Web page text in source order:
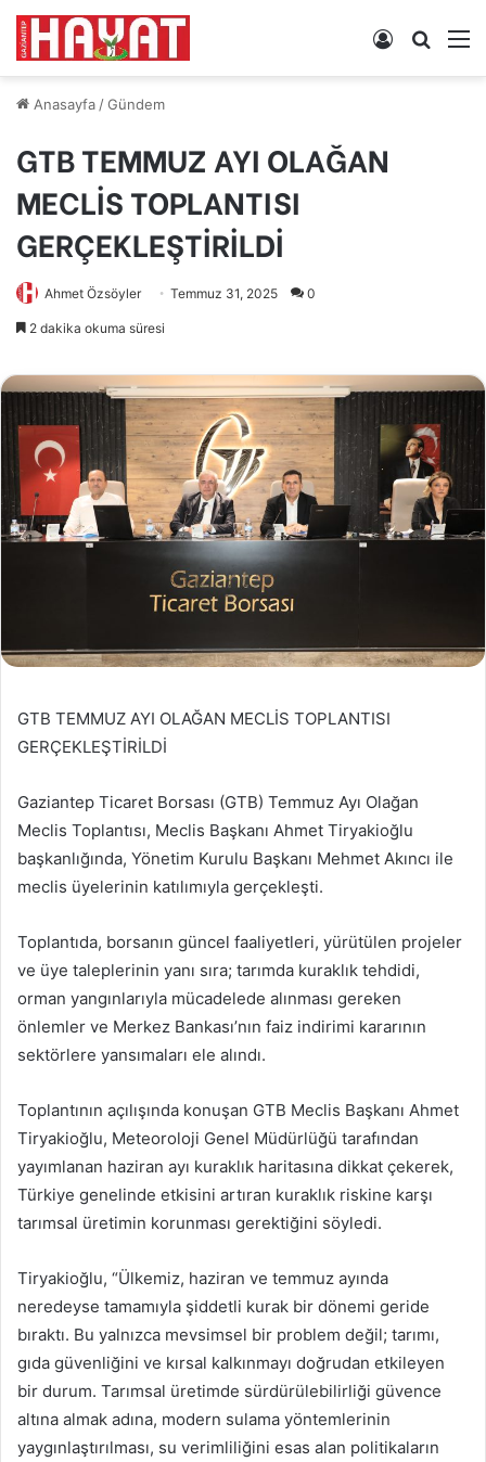
Arama
Kayıt
Anasayfa/Gündem
GTB TEMMUZ AYI OLAĞAN
MECLİS TOPLANTISI
GERÇEKLEŞTİRİLDİ
Ahmet Özsöyler Temmuz 31, 2025 0
2 dakika okuma süresi
GTB TEMMUZ AYI OLAĞAN MECLİS TOPLANTISI
GERÇEKLEŞTİRİLDİ
Gaziantep Ticaret Borsası (GTB) Temmuz Ayı Olağan
Meclis Toplantısı, Meclis Başkanı Ahmet Tiryakioğlu
başkanlığında, Yönetim Kurulu Başkanı Mehmet Akıncı ile
meclis üyelerinin katılımıyla gerçekleşti.
Toplantıda, borsanın güncel faaliyetleri, yürütülen projeler
ve üye taleplerinin yanı sıra; tarımda kuraklık tehdidi,
orman yangınlarıyla mücadelede alınması gereken
önlemler ve Merkez Bankası’nın faiz indirimi kararının
sektörlere yansımaları ele alındı.
Toplantının açılışında konuşan GTB Meclis Başkanı Ahmet
Tiryakioğlu, Meteoroloji Genel Müdürlüğü tarafından
yayımlanan haziran ayı kuraklık haritasına dikkat çekerek,
Türkiye genelinde etkisini artıran kuraklık riskine karşı
tarımsal üretimin korunması gerektiğini söyledi.
Tiryakioğlu, “Ülkemiz, haziran ve temmuz ayında
neredeyse tamamıyla şiddetli kurak bir dönemi geride
bıraktı. Bu yalnızca mevsimsel bir problem değil; tarımı,
gıda güvenliğini ve kırsal kalkınmayı doğrudan etkileyen
bir durum. Tarımsal üretimde sürdürülebilirliği güvence
altına almak adına, modern sulama yöntemlerinin
yaygınlaştırılması, su verimliliğini esas alan politikaların